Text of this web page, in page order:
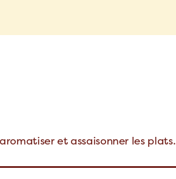
et assaisonner les plats.